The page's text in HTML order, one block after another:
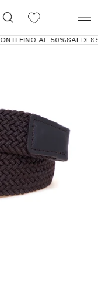
FINO AL 50%SALDI